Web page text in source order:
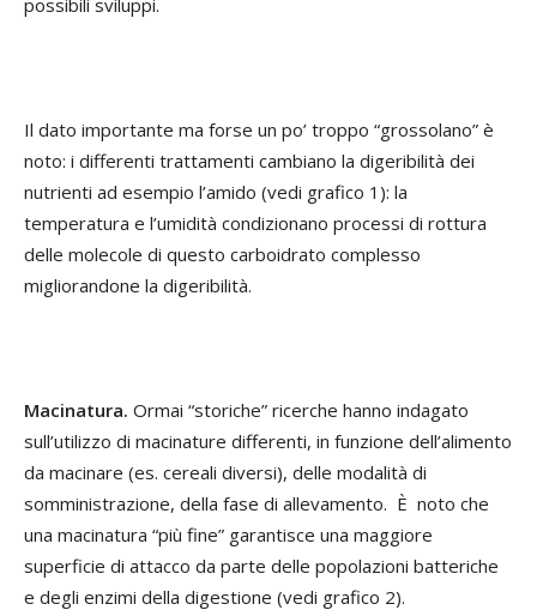
possibili sviluppi.
Il dato importante ma forse un po’ troppo “grossolano” è
noto: i differenti trattamenti cambiano la digeribilità dei
nutrienti ad esempio l’amido (vedi grafico 1): la
temperatura e l’umidità condizionano processi di rottura
delle molecole di questo carboidrato complesso
migliorandone la digeribilità.
Macinatura. Ormai “storiche” ricerche hanno indagato
sull’utilizzo di macinature differenti, in funzione dell’alimento
da macinare (es. cereali diversi), delle modalità di
somministrazione, della fase di allevamento. È noto che
una macinatura “più fine” garantisce una maggiore
superficie di attacco da parte delle popolazioni batteriche
e degli enzimi della digestione (vedi grafico 2).